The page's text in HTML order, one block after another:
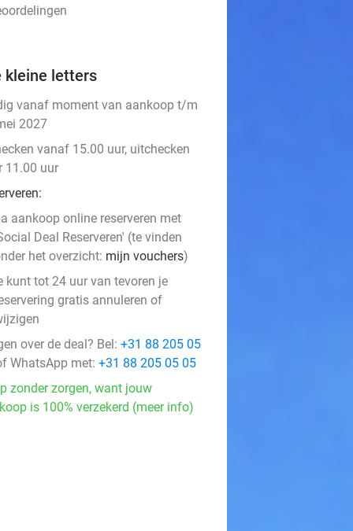
kleine letters
vanaf moment van aankoop t/m
2027
vanaf 15.00 uur, uitchecken
11.00 uur
aankoop online reserveren met
Deal Reserveren' (te vinden
het overzicht: mijn vouchers)
kunt tot 24 uur van tevoren je
gratis annuleren of
over de deal? Bel: +31 88 205 05
WhatsApp met: +31 88 205 05 05
zonder zorgen, want jouw
is 100% verzekerd (meer info)